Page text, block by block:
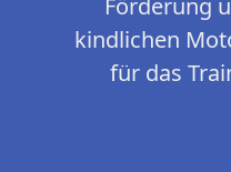
Förderung
kindlichen
für das